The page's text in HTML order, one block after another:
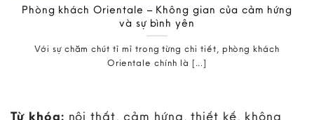
Phòng khách Orientale – Không gian của cảm hứng
và sự bình yên
Với sự chăm chút tỉ mỉ trong từng chi tiết, phòng khách
Orientale chính là [...]
Từ khóa: nội thất, cảm hứng, thiết kế, không